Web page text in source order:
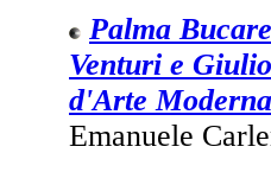
Palma
Venturi e
d'Arte
Emanuele